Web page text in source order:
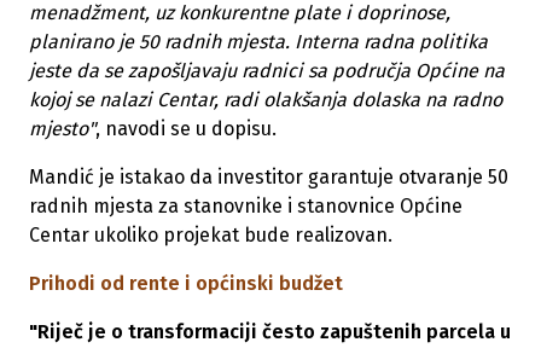
menadžment, uz konkurentne plate i doprinose,
planirano je 50 radnih mjesta. Interna radna politika
jeste da se zapošljavaju radnici sa područja Općine na
kojoj se nalazi Centar, radi olakšanja dolaska na radno
mjesto", navodi se u dopisu.
Mandić je istakao da investitor garantuje otvaranje 50
radnih mjesta za stanovnike i stanovnice Općine
Centar ukoliko projekat bude realizovan.
Prihodi od rente i općinski budžet
"Riječ je o transformaciji često zapuštenih parcela u